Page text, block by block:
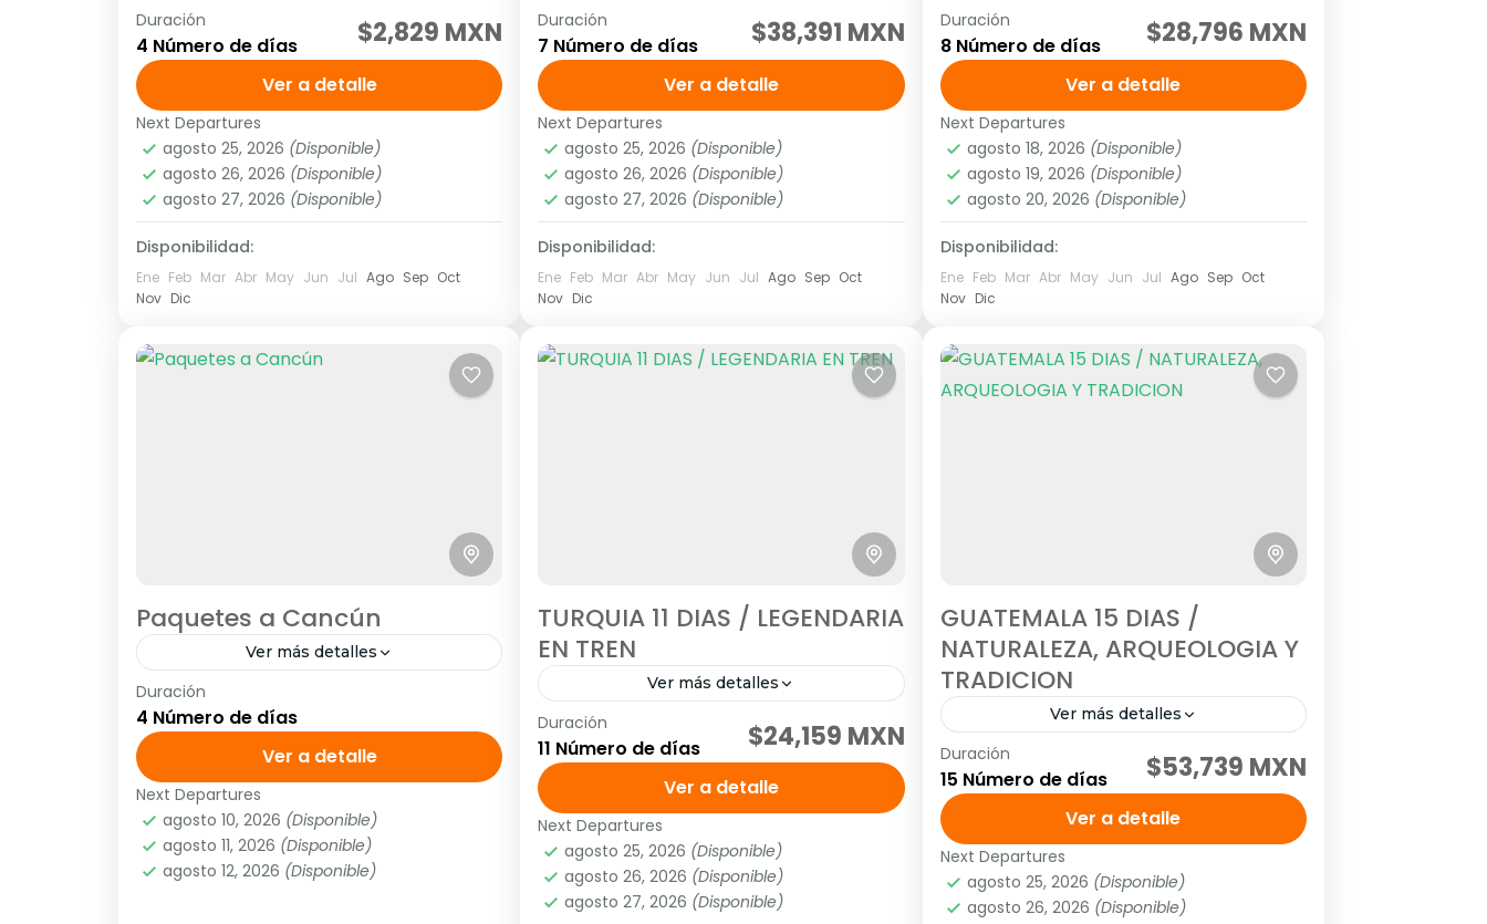
SALIDAS DIARIAS Visitando: Agua Azul,
Misol Ha, Zona Arqueológica de
Palenque, Cañón del Sumidero, Chiapa
de Corzo, Miradores del Cañón.
Descarga el itinerario dando click aquí...
América,México
1 Personas
Duración
4 Número de días $2,829 MXN
Ver a detalle
Next Departures
agosto 25, 2026 (Disponible)
agosto 26, 2026 (Disponible)
agosto 27, 2026 (Disponible)
Disponibilidad:
Ene Feb Mar Abr May Jun Jul Ago Sep Oct
Nov Dic
Visitando: Tokio, Hakone, Nara, Kioto
Salidas: Todos los Martes o viernes o
lunes (garantizadas con un mínimo de
dos personas adultas) hasta el de
marzo...
Asia,Asia del extremo oriente
1 Personas
Duración
7 Número de días $38,391 MXN
Ver a detalle
Next Departures
agosto 25, 2026 (Disponible)
agosto 26, 2026 (Disponible)
agosto 27, 2026 (Disponible)
Disponibilidad:
Ene Feb Mar Abr May Jun Jul Ago Sep Oct
Nov Dic
SALIDAS: Domingo, Martes y Jueves
Visitando: El Cairo, Luxor, Edfu y Aswan
Programa y tarifa vigentes hasta el 30
abril 2023 Pregunta por el suplemento...
África,África septentrional
2 People
Duración
8 Número de días $28,796 MXN
Ver a detalle
Next Departures
agosto 18, 2026 (Disponible)
agosto 19, 2026 (Disponible)
agosto 20, 2026 (Disponible)
Disponibilidad:
Ene Feb Mar Abr May Jun Jul Ago Sep Oct
Nov Dic
Paquetes a Cancún
Ver más detalles
Periodo de viaje: entre el 11 de mayo y el
28 de noviembre 2023 Precios: por
persona en ocupación doble Tarifas no
aplican para puentes...
América,México
México
Duración
4 Número de días
Ver a detalle
Next Departures
agosto 10, 2026 (Disponible)
agosto 11, 2026 (Disponible)
agosto 12, 2026 (Disponible)
TURQUIA 11 DIAS / LEGENDARIA
EN TREN
Ver más detalles
SALIDAS: Viernes, Sábado y Domingo
Visitando: Estambul, Perlas -El Bosforo
(Opcional), Ankara, Capadócia,
Pamukkale, Efeso, Esmirna o Kusadası,
Pergamo, Troya, Çanakkale, Bursa..
Programa y tarifa...
Asia,Asia Occidental
2 People
Duración
11 Número de días $24,159 MXN
Ver a detalle
Next Departures
agosto 25, 2026 (Disponible)
agosto 26, 2026 (Disponible)
agosto 27, 2026 (Disponible)
GUATEMALA 15 DIAS /
NATURALEZA, ARQUEOLOGIA Y
TRADICION
Ver más detalles
SALIDAS: MARTES Y SABADO Visitando:
Ciudad de Guatemala, Biotopo del
Quetzal, Cobán, Semuc Champey,
Cuevas de Candelaria, Cráter Azul,
Flores, Parque Nacional de Tikal, Rio...
América,México
1 Personas
Duración
15 Número de días $53,739 MXN
Ver a detalle
Next Departures
agosto 25, 2026 (Disponible)
agosto 26, 2026 (Disponible)